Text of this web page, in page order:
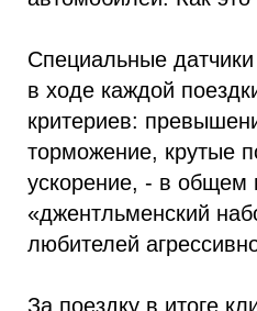
Специальные
в ходе каждой
критериев:
торможение, крутые
ускорение, - в общем
«джентльменский
любителей
За поездку в итоге